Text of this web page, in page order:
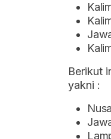
Berikut
yakni :